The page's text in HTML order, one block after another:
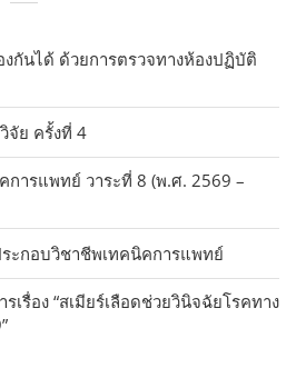
กันได้ ด้วยการตรวจทางห้องปฏิบัติ
จัย ครั้งที่ 4
การแพทย์ วาระที่ 8 (พ.ศ. 2569 –
ะกอบวิชาชีพเทคนิคการแพทย์
เรื่อง “สเมียร์เลือดช่วยวินิจฉัยโรคทาง